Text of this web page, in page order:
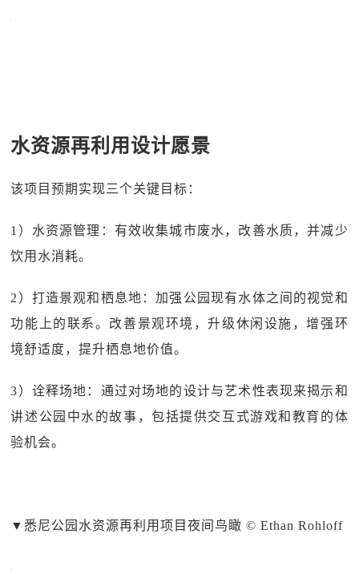
水资源再利用设计愿景
该项目预期实现三个关键目标：
1）水资源管理：有效收集城市废水，改善水质，并减少
饮用水消耗。
2）打造景观和栖息地：加强公园现有水体之间的视觉和
功能上的联系。改善景观环境，升级休闲设施，增强环
境舒适度，提升栖息地价值。
3）诠释场地：通过对场地的设计与艺术性表现来揭示和
讲述公园中水的故事，包括提供交互式游戏和教育的体
验机会。
▼悉尼公园水资源再利用项目夜间鸟瞰 © Ethan Rohloff